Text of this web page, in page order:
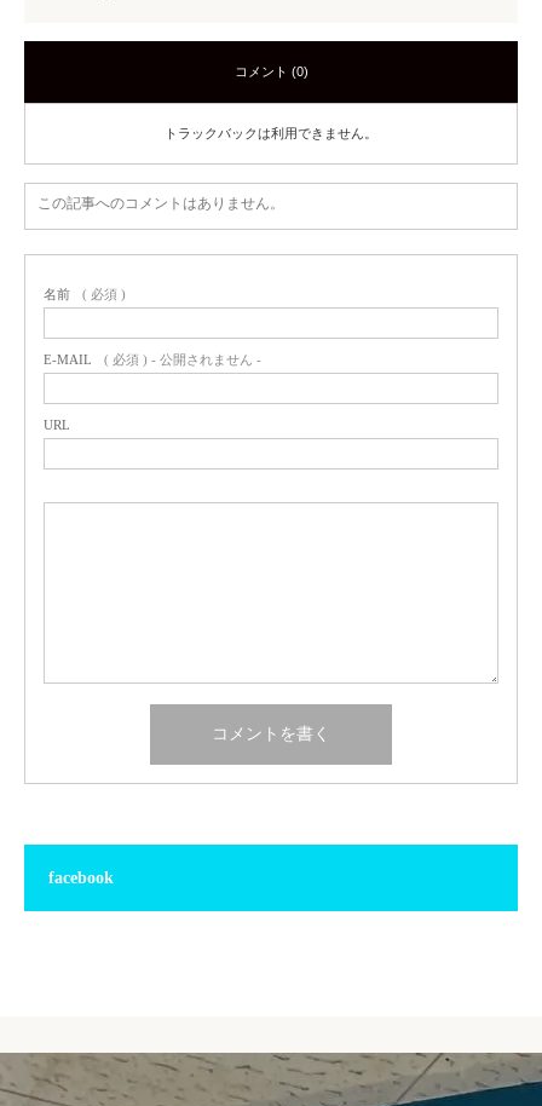
コメント (0)
トラックバックは利用できません。
この記事へのコメントはありません。
名前 ( 必須 )
E-MAIL ( 必須 ) - 公開されません -
URL
facebook